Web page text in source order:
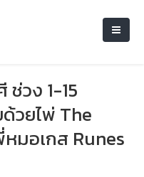
ช่วง 1-15
วยไพ่ The
มอเกส Runes